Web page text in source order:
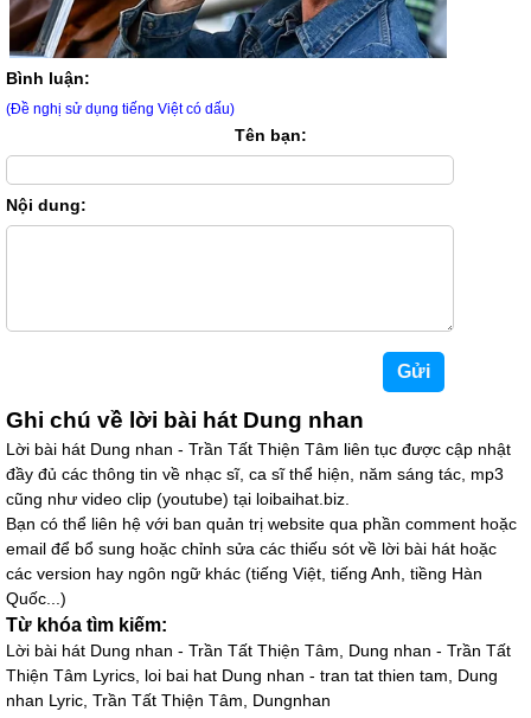
Bình luận:
(Đề nghị sử dụng tiếng Việt có dấu)
Tên bạn:
Nội dung:
Ghi chú về lời bài hát Dung nhan
Lời bài hát Dung nhan - Trần Tất Thiện Tâm liên tục được cập nhật
đầy đủ các thông tin về nhạc sĩ, ca sĩ thể hiện, năm sáng tác, mp3
cũng như video clip (youtube) tại loibaihat.biz.
Bạn có thể liên hệ với ban quản trị website qua phần comment hoặc
email để bổ sung hoặc chỉnh sửa các thiếu sót về lời bài hát hoặc
các version hay ngôn ngữ khác (tiếng Việt, tiếng Anh, tiềng Hàn
Quốc...)
Từ khóa tìm kiếm:
Lời bài hát Dung nhan - Trần Tất Thiện Tâm, Dung nhan - Trần Tất
Thiện Tâm Lyrics, loi bai hat Dung nhan - tran tat thien tam, Dung
nhan Lyric, Trần Tất Thiện Tâm, Dungnhan